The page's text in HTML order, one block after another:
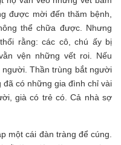
được mời đến thăm bệnh,
thể chữa được. Nhưng
rằng: các cô, chú ấy bị
vện những vết roi. Nếu
người. Thần trùng bắt người
có những gia đình chỉ vài
già có trẻ có. Cả nhà sợ
một cái đàn tràng để cúng.